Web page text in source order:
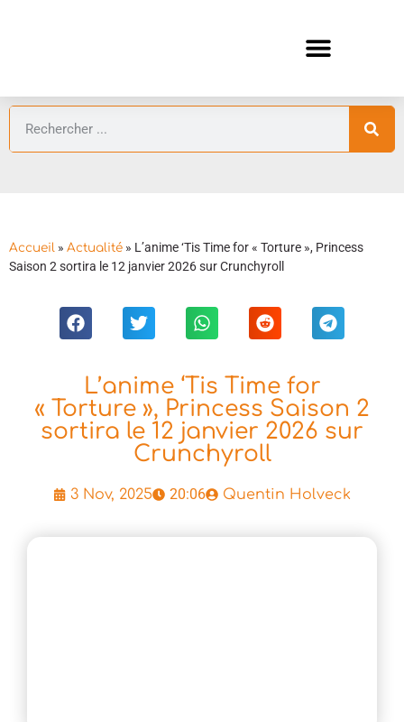
Accueil » Actualité » L’anime ‘Tis Time for « Torture », Princess
Saison 2 sortira le 12 janvier 2026 sur Crunchyroll
L’anime ‘Tis Time for
« Torture », Princess Saison 2
sortira le 12 janvier 2026 sur
Crunchyroll
3 Nov, 2025 20:06 Quentin Holveck